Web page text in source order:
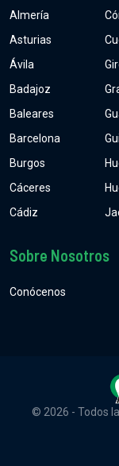
Almería
Asturias
Ávila
Badajoz
Baleares
Barcelona
Burgos
Cáceres
Cádiz
Sobre Nosotros
Conócenos
© 2026 - Todos